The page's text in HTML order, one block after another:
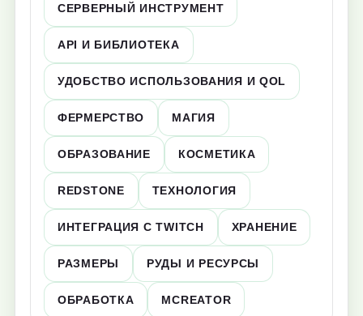
СЕРВЕРНЫЙ ИНСТРУМЕНТ
API И БИБЛИОТЕКА
УДОБСТВО ИСПОЛЬЗОВАНИЯ И QOL
ФЕРМЕРСТВО МАГИЯ
ОБРАЗОВАНИЕ КОСМЕТИКА
REDSTONE ТЕХНОЛОГИЯ
ИНТЕГРАЦИЯ С TWITCH ХРАНЕНИЕ
РАЗМЕРЫ РУДЫ И РЕСУРСЫ
ОБРАБОТКА MCREATOR